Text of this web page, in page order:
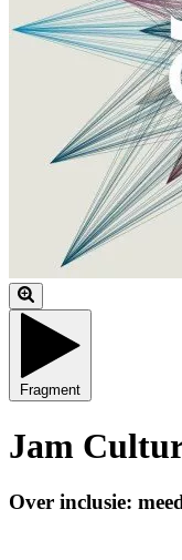
Fragment
Jam
Over inclusie: